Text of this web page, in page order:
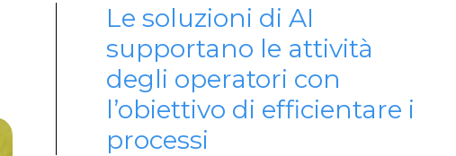
Le soluzioni di AI
supportano le attività
degli operatori con
l’obiettivo di efficientare i
processi